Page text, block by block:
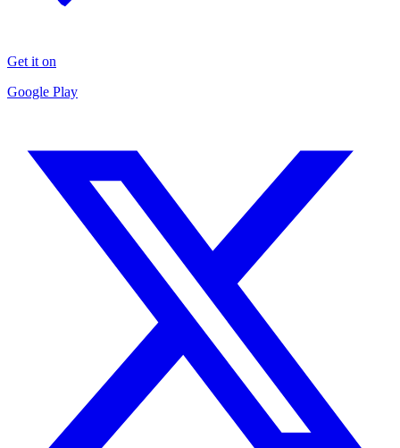
Get it on
Google Play